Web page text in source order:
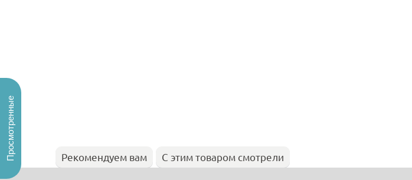
Рекомендуем вам С этим товаром смотрели
Просмотренные